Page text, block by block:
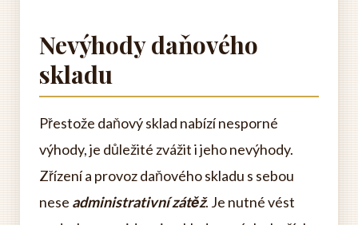
Nevýhody daňového
skladu
Přestože daňový sklad nabízí nesporné
výhody, je důležité zvážit i jeho nevýhody.
Zřízení a provoz daňového skladu s sebou
nese administrativní zátěž. Je nutné vést